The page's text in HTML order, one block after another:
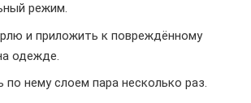
режим.
и приложить к повреждённому
одежде.
по нему слоем пара несколько раз.